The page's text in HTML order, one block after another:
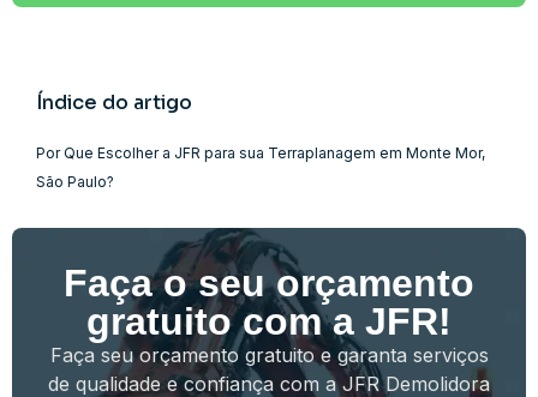
Índice do artigo
Por Que Escolher a JFR para sua Terraplanagem em Monte Mor,
São Paulo?
Faça o seu orçamento
gratuito com a JFR!
Faça seu orçamento gratuito e garanta serviços
de qualidade e confiança com a JFR Demolidora